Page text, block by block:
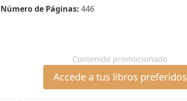
Número de Páginas: 446
Contenido promocionado
Accede a tus libros preferidos